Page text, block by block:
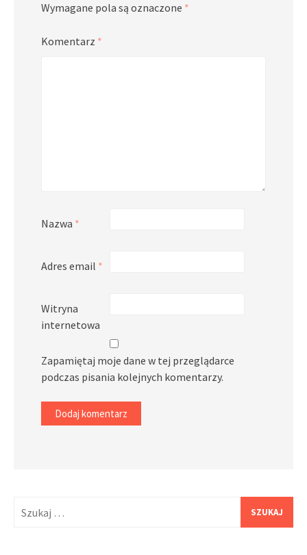
Wymagane pola są oznaczone *
Komentarz *
Nazwa *
Adres email *
Witryna
internetowa
Zapamiętaj moje dane w tej przeglądarce
podczas pisania kolejnych komentarzy.